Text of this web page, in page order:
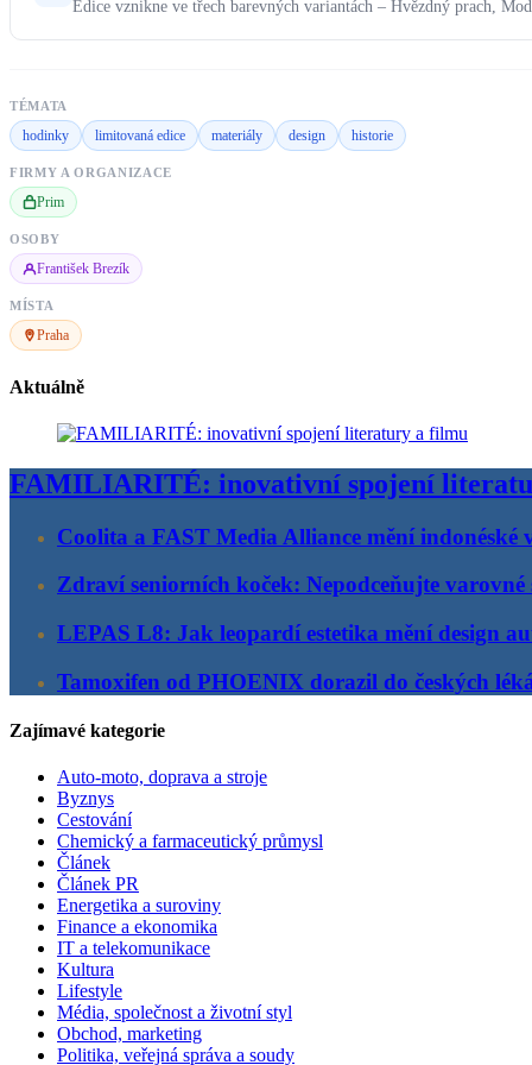
Edice vznikne ve třech barevných variantách – Hvězdný prach,
TÉMATA
hodinky limitovaná edice materiály design historie
FIRMY A ORGANIZACE
Prim
OSOBY
František Brezík
MÍSTA
Praha
Aktuálně
FAMILIARITÉ: inovativní spojení
Coolita a FAST Media Alliance mění indonéské
Zdraví seniorních koček: Nepodceňujte varovné
LEPAS L8: Jak leopardí estetika mění design
Tamoxifen od PHOENIX dorazil do českých
Zajímavé kategorie
Auto-moto, doprava a stroje
Byznys
Cestování
Chemický a farmaceutický průmysl
Článek
Článek PR
Energetika a suroviny
Finance a ekonomika
IT a telekomunikace
Kultura
Lifestyle
Média, společnost a životní styl
Obchod, marketing
Politika, veřejná správa a soudy